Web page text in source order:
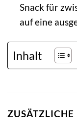
Snack für
auf eine
Inhalt